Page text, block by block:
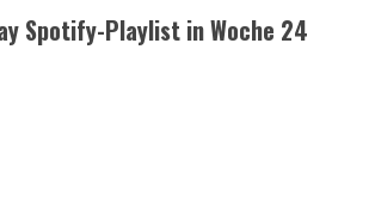
Spotify-Playlist in Woche 24